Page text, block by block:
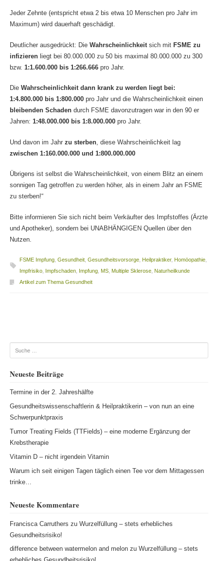
Jeder Zehnte (entspricht etwa 2 bis etwa 10 Menschen pro Jahr im
Maximum) wird dauerhaft geschädigt.
Deutlicher ausgedrückt: Die Wahrscheinlichkeit sich mit FSME zu
infizierenliegt bei 80.000.000 zu 50 bis maximal 80.000.000 zu 300
bzw. 1:1.600.000 bis 1:266.666pro Jahr.
Die Wahrscheinlichkeit dann krank zu werden
liegt bei:
1:4.800.000 bis 1:800.000pro Jahr und die Wahrscheinlichkeit einen
bleibenden Schadendurch FSME davonzutragen war in den 90 er
Jahren: 1:48.000.000 bis 1:8.000.000pro Jahr.
Und davon im Jahr zu sterben, diese Wahrscheinlichkeit lag
zwischen 1:160.000.000 und 1:800.000.000
Übrigens ist selbst die Wahrscheinlichkeit, von einem Blitz an einem
sonnigen Tag getroffen zu werden höher, als in einem Jahr an FSME
zu sterben!“
Bitte informieren Sie sich nicht beim Verkäufter des Impfstoffes (Ärzte
und Apotheker), sondern bei UNABHÄNGIGEN Quellen über den
Nutzen.
FSME Impfung, Gesundheit, Gesundheitsvorsorge, Heilpraktiker, Homöopathie,
Impfrisiko, Impfschaden, Impfung, MS, Multiple Sklerose, Naturheilkunde
Artikel zum Thema Gesundheit
Suche
Neueste Beiträge
Termine in der 2. Jahreshälfte
Gesundheitswissenschaftlerin & Heilpraktikerin – von nun an eine
Schwerpunktpraxis
Tumor Treating Fields (TTFields) – eine moderne Ergänzung der
Krebstherapie
Vitamin D – nicht irgendein Vitamin
Warum ich seit einigen Tagen täglich einen Tee vor dem Mittagessen
trinke…
Neueste Kommentare
Francisca Carruthers zu Wurzelfüllung – stets erhebliches
Gesundheitsrisiko!
difference between watermelon and melonzu Wurzelfüllung – stets